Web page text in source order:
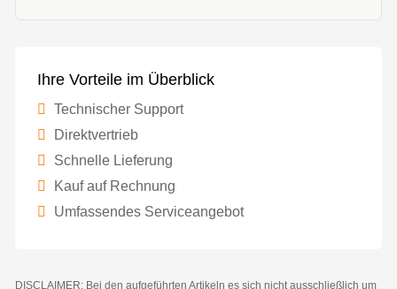
Ihre Vorteile im Überblick
Technischer Support
Direktvertrieb
Schnelle Lieferung
Kauf auf Rechnung
Umfassendes Serviceangebot
DISCLAIMER: Bei den aufgeführten Artikeln es sich nicht ausschließlich um